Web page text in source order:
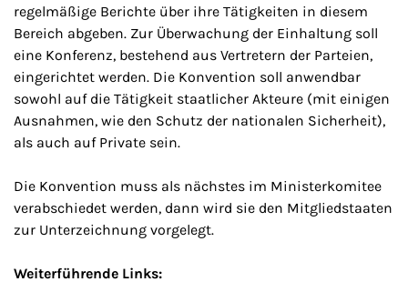
regelmäßige Berichte über ihre Tätigkeiten in diesem
Bereich abgeben. Zur Überwachung der Einhaltung soll
eine Konferenz, bestehend aus Vertretern der Parteien,
eingerichtet werden. Die Konvention soll anwendbar
sowohl auf die Tätigkeit staatlicher Akteure (mit einigen
Ausnahmen, wie den Schutz der nationalen Sicherheit),
als auch auf Private sein.
Die Konvention muss als nächstes im Ministerkomitee
verabschiedet werden, dann wird sie den Mitgliedstaaten
zur Unterzeichnung vorgelegt.
Weiterführende Links: